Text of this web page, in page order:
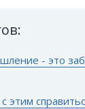
- это
этим